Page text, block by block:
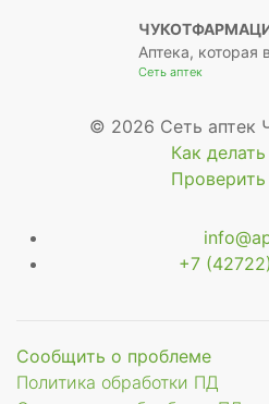
Аптека, которая
Сеть аптек
© 2026 Сеть аптек
Как делать
Проверить
+7
Сообщить о проблеме
Политика обработки ПД